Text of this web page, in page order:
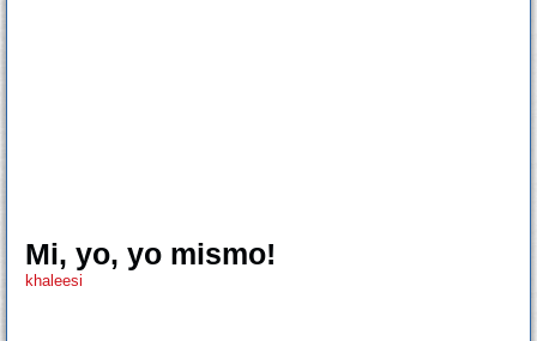
Mi, yo, yo mismo!
khaleesi